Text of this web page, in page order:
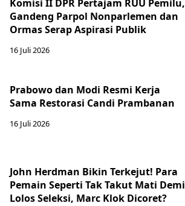
Komisi II DPR Pertajam RUU Pemilu,
Gandeng Parpol Nonparlemen dan
Ormas Serap Aspirasi Publik
16 Juli 2026
Prabowo dan Modi Resmi Kerja
Sama Restorasi Candi Prambanan
16 Juli 2026
John Herdman Bikin Terkejut! Para
Pemain Seperti Tak Takut Mati Demi
Lolos Seleksi, Marc Klok Dicoret?